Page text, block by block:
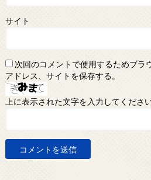
サイト
次回のコメントで使用するためブラ
アドレス、サイトを保存する。
上に表示された文字を入力してください